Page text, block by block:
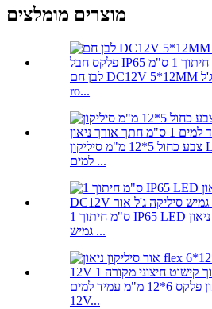
מוצרים מומלצים
לבן חם DC12V 5*12MM סיליקה ג'ל led neon flex
ro...
צבע כחול 5*12 מ"מ סיליקון LED ניאון גמיש עמיד
למים ...
1 ס"מ חיתוך IP65 LED ניאון Flex Light DC12V
גמיש ...
אור סיליקון ניאון פלקס 6*12 מ"מ עמיד למים IP65
12V...